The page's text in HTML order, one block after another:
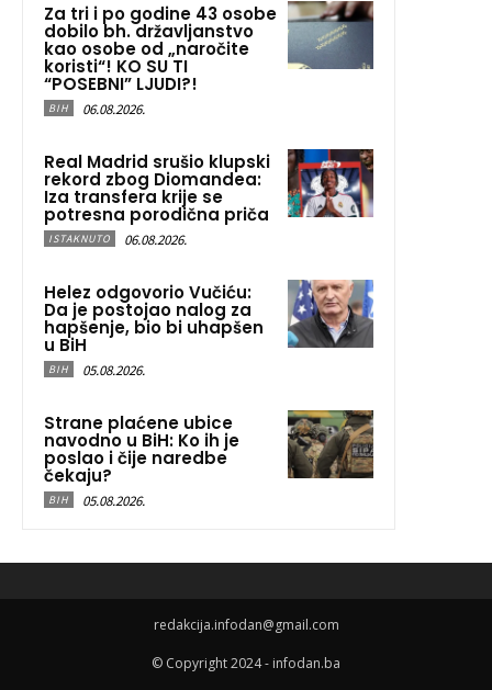
Za tri i po godine 43 osobe
dobilo bh. državljanstvo
kao osobe od „naročite
koristi“! KO SU TI
“POSEBNI” LJUDI?!
BIH 06.08.2026.
Real Madrid srušio klupski
rekord zbog Diomandea:
Iza transfera krije se
potresna porodična priča
ISTAKNUTO 06.08.2026.
Helez odgovorio Vučiću:
Da je postojao nalog za
hapšenje, bio bi uhapšen
u BiH
BIH 05.08.2026.
Strane plaćene ubice
navodno u BiH: Ko ih je
poslao i čije naredbe
čekaju?
BIH 05.08.2026.
redakcija.infodan@gmail.com
© Copyright 2024 - infodan.ba